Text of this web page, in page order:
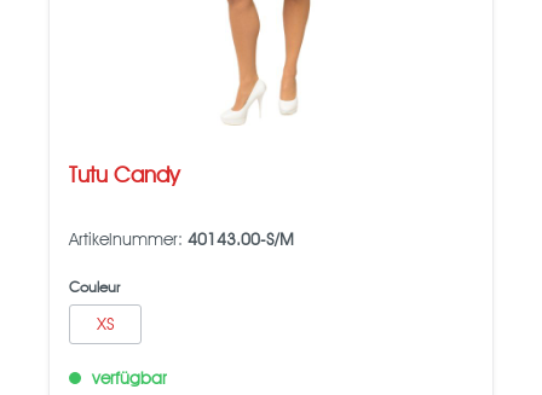
Tutu Candy
Artikelnummer: 40143.00-S/M
Couleur
XS
verfügbar